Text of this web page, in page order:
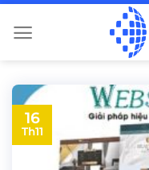
qua
16
Th11